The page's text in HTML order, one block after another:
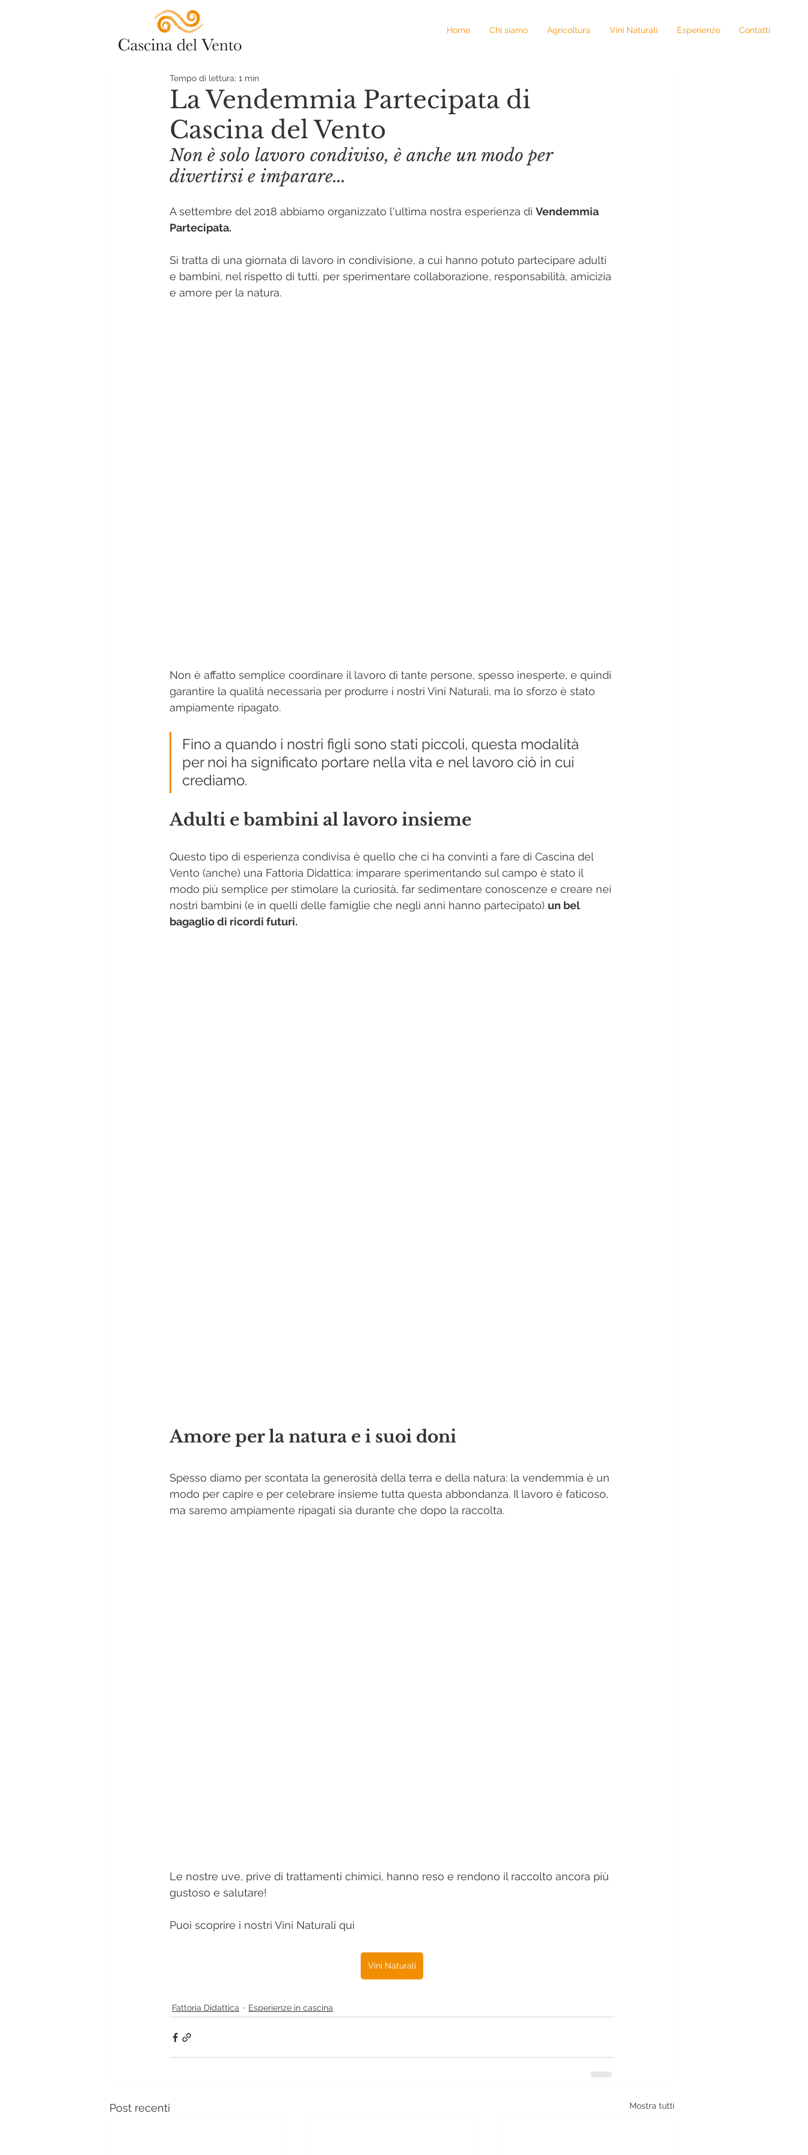
Home Chi siamo Agricoltura Vini Naturali Esperienze Contatti
La Vendemmia Partecipata di
Cascina del Vento
Tempo di lettura: 1 min
Non è solo lavoro condiviso, è anche un modo per
divertirsi e imparare...
A settembre del 2018 abbiamo organizzato l'ultima nostra esperienza di Vendemmia
Partecipata.
Si tratta di una giornata di lavoro in condivisione, a cui hanno potuto partecipare adulti
e bambini, nel rispetto di tutti, per sperimentare collaborazione, responsabilità, amicizia
e amore per la natura.
Non è affatto semplice coordinare il lavoro di tante persone, spesso inesperte, e quindi
garantire la qualità necessaria per produrre i nostri Vini Naturali, ma lo sforzo è stato
ampiamente ripagato.
Fino a quando i nostri figli sono stati piccoli, questa modalità
per noi ha significato portare nella vita e nel lavoro ciò in cui
crediamo.
Adulti e bambini al lavoro insieme
Questo tipo di esperienza condivisa è quello che ci ha convinti a fare di Cascina del
Vento (anche) una Fattoria Didattica: imparare sperimentando sul campo è stato il
modo più semplice per stimolare la curiosità, far sedimentare conoscenze e creare nei
nostri bambini (e in quelli delle famiglie che negli anni hanno partecipato) un bel
bagaglio di ricordi futuri.
Amore per la natura e i suoi doni
Spesso diamo per scontata la generosità della terra e della natura: la vendemmia è un
modo per capire e per celebrare insieme tutta questa abbondanza. Il lavoro è faticoso,
ma saremo ampiamente ripagati sia durante che dopo la raccolta.
Le nostre uve, prive di trattamenti chimici, hanno reso e rendono il raccolto ancora più
gustoso e salutare!
Puoi scoprire i nostri Vini Naturali qui
Vini Naturali
Fattoria Didattica Esperienze in cascina
Post recenti Mostra tutti